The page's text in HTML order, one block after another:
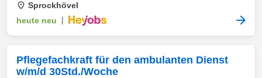
Sprockhövel
heute neu
Pflegefachkraft für den ambulanten Dienst
w/m/d 30Std./Woche